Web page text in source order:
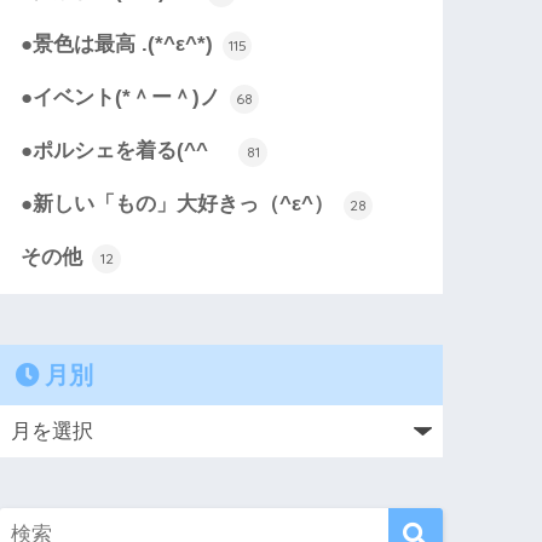
●景色は最高 .(*^ε^*) 115
●イベント(*＾ー＾)ノ 68
●ポルシェを着る(^^ゞ 81
●新しい「もの」大好きっ（^ε^） 28
その他 12
月別